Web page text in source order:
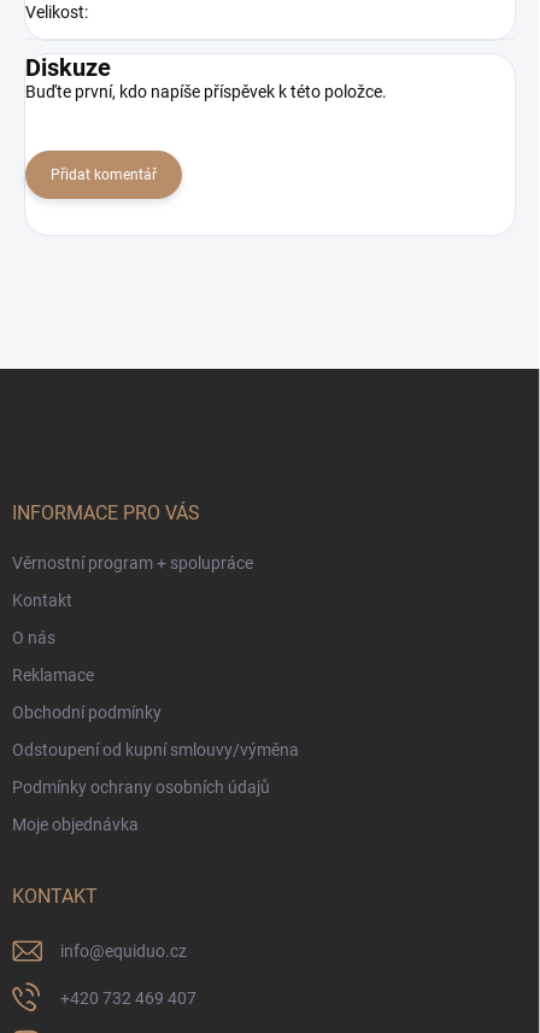
Velikost:
Diskuze
Buďte první, kdo napíše příspěvek k této položce.
Přidat komentář
INFORMACE PRO VÁS
Věrnostní program + spolupráce
Kontakt
O nás
Reklamace
Obchodní podmínky
Odstoupení od kupní smlouvy/výměna
Podmínky ochrany osobních údajů
Moje objednávka
KONTAKT
info@equiduo.cz
+420 732 469 407